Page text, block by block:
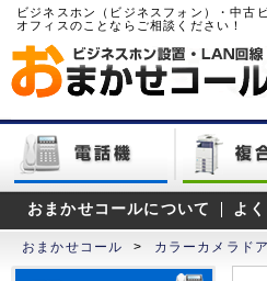
ビジネスホン（ビジネスフォン）・中古
オフィスのことならご相談ください！
おまかせコールについて よ
おまかせコール > カラーカメラド